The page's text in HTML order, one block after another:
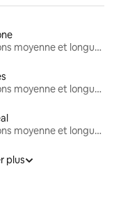
Locations moyenne et longue durée
Locations moyenne et longue durée
Locations moyenne et longue durée
plus